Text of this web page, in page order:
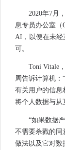
2020年7月
息专员办公室（
AI，以便在未经
可。
Toni Vitale
周告诉计算机：
有关用户的信息
将个人数据与从
“如果数据
不需要杀戮的同
做法以及它对数